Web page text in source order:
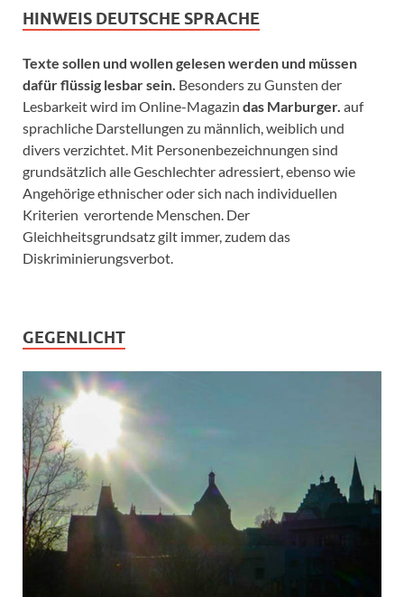
HINWEIS DEUTSCHE SPRACHE
Texte sollen und wollen gelesen werden und müssen
dafür flüssig lesbar sein. Besonders zu Gunsten der
Lesbarkeit wird im Online-Magazin das Marburger. auf
sprachliche Darstellungen zu männlich, weiblich und
divers verzichtet. Mit Personenbezeichnungen sind
grundsätzlich alle Geschlechter adressiert, ebenso wie
Angehörige ethnischer oder sich nach individuellen
Kriterien verortende Menschen. Der
Gleichheitsgrundsatz gilt immer, zudem das
Diskriminierungsverbot.
GEGENLICHT